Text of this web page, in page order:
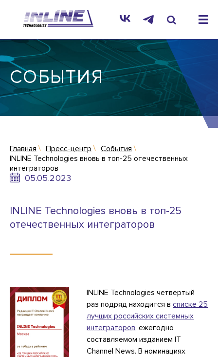
СОБЫТИЯ
Главная Пресс-центр
События
INLINE Technologies вновь в топ-25 отечественных
интеграторов
05.05.2023
INLINE Technologies вновь в топ-25
отечественных интеграторов
INLINE Technologies четвертый
раз подряд находится всписке 25
лучших российских системных
интеграторов, ежегодно
составляемом изданием IT
Channel News. В номинациях